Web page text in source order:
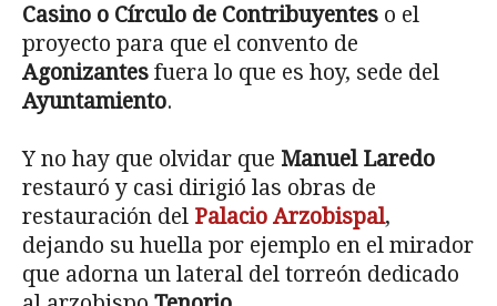
Casino o Círculo de Contribuyentes o el
proyecto para que el convento de
Agonizantes fuera lo que es hoy, sede del
Ayuntamiento.
Y no hay que olvidar que Manuel Laredo
restauró y casi dirigió las obras de
restauración del Palacio Arzobispal,
dejando su huella por ejemplo en el mirador
que adorna un lateral del torreón dedicado